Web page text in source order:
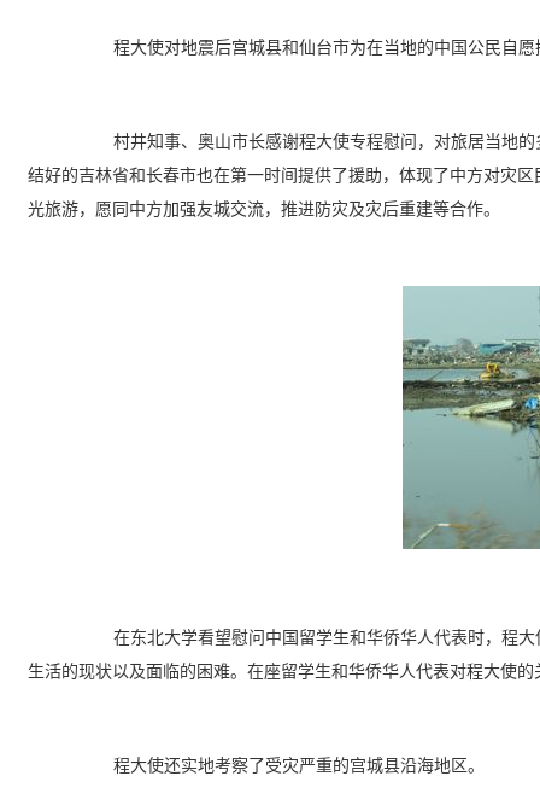
程大使对地震后宫城县和仙台市为在当地的中国公民自
村井知事、奥山市长感谢程大使专程慰问，对旅居当地
结好的吉林省和长春市也在第一时间提供了援助，体现了中方对灾
光旅游，愿同中方加强友城交流，推进防灾及灾后重建等合作。
在东北大学看望慰问中国留学生和华侨华人代表时， 程大
生活的现状以及面临的困难。在座留学生和华侨华人代表对程大使
程大使还实地考察了受灾严重的宫城县沿海地区。